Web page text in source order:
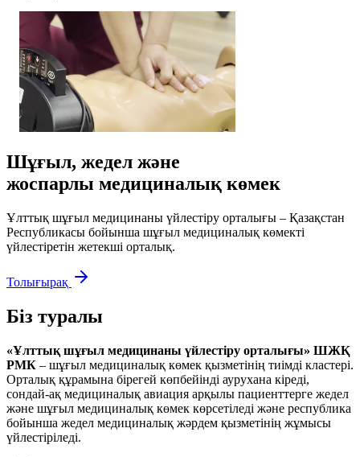
Шұғыл, жедел және
жоспарлы медициналық көмек
Ұлттық шұғыл медицинаны үйлестіру орталығы – Қазақстан
Республикасы бойынша шұғыл медициналық көмекті
үйлестіретін жетекші орталық.
Толығырақ
Біз туралы
«Ұлттық шұғыл медицинаны үйлестіру орталығы» ШЖҚ
РМК – шұғыл медициналық көмек қызметінің тиімді кластері.
Орталық құрамына бірегей көпбейінді аурухана кіреді,
сондай-ақ медициналық авиация арқылы пациенттерге жедел
және шұғыл медициналық көмек көрсетіледі және республика
бойынша жедел медициналық жәрдем қызметінің жұмысы
үйлестіріледі.